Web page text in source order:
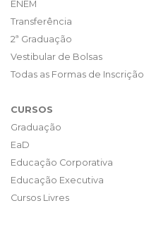
ENEM
Transferência
2ª Graduação
Vestibular de Bolsas
Todas as Formas de Inscrição
CURSOS
Graduação
EaD
Educação Corporativa
Educação Executiva
Cursos Livres